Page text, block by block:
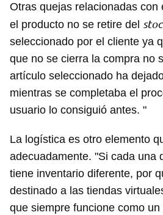
Otras quejas relacionadas con
el producto no se retire del
seleccionado por el cliente ya
que no se cierra la compra no
artículo seleccionado ha
mientras se completaba el
usuario lo consiguió antes. "
La logística es otro elemento
adecuadamente. "Si cada una
tiene inventario diferente, por
destinado a las tiendas
que siempre funcione como